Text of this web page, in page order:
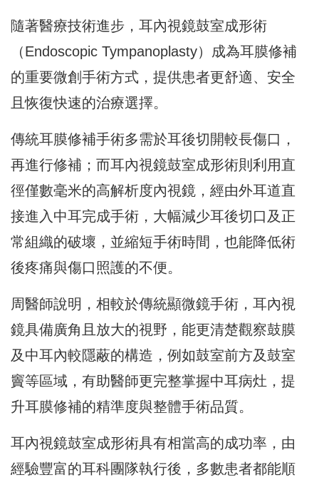
隨著醫療技術進步，耳內視鏡鼓室成形術
（Endoscopic Tympanoplasty）成為耳膜修補
的重要微創手術方式，提供患者更舒適、安全
且恢復快速的治療選擇。
傳統耳膜修補手術多需於耳後切開較長傷口，
再進行修補；而耳內視鏡鼓室成形術則利用直
徑僅數毫米的高解析度內視鏡，經由外耳道直
接進入中耳完成手術，大幅減少耳後切口及正
常組織的破壞，並縮短手術時間，也能降低術
後疼痛與傷口照護的不便。
周醫師說明，相較於傳統顯微鏡手術，耳內視
鏡具備廣角且放大的視野，能更清楚觀察鼓膜
及中耳內較隱蔽的構造，例如鼓室前方及鼓室
竇等區域，有助醫師更完整掌握中耳病灶，提
升耳膜修補的精準度與整體手術品質。
耳內視鏡鼓室成形術具有相當高的成功率，由
經驗豐富的耳科團隊執行後，多數患者都能順